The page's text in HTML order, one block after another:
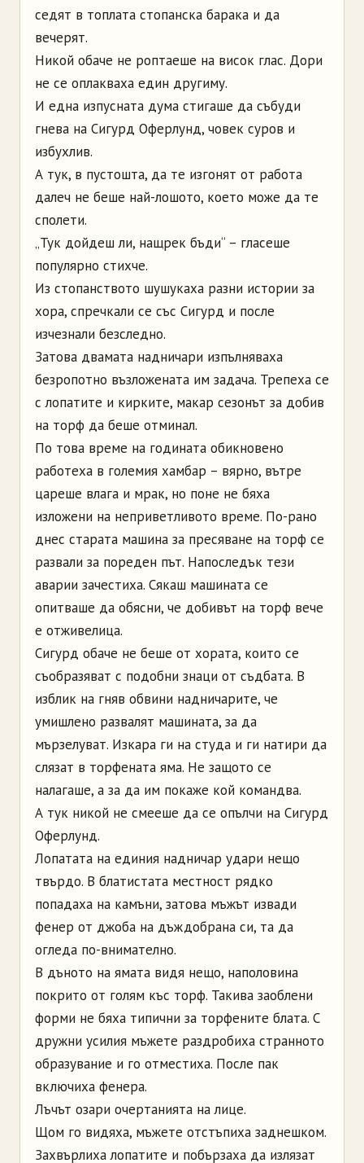
седят в топлата стопанска барака и да
вечерят.
Никой обаче не роптаеше на висок глас. Дори
не се оплакваха един другиму.
И една изпусната дума стигаше да събуди
гнева на Сигурд Оферлунд, човек суров и
избухлив.
А тук, в пустошта, да те изгонят от работа
далеч не беше най-лошото, което може да те
сполети.
„Тук дойдеш ли, нащрек бъди“ – гласеше
популярно стихче.
Из стопанството шушукаха разни истории за
хора, спречкали се със Сигурд и после
изчезнали безследно.
Затова двамата надничари изпълняваха
безропотно възложената им задача. Трепеха се
с лопатите и кирките, макар сезонът за добив
на торф да беше отминал.
По това време на годината обикновено
работеха в големия хамбар – вярно, вътре
цареше влага и мрак, но поне не бяха
изложени на неприветливото време. По-рано
днес старата машина за пресяване на торф се
развали за пореден път. Напоследък тези
аварии зачестиха. Сякаш машината се
опитваше да обясни, че добивът на торф вече
е отживелица.
Сигурд обаче не беше от хората, които се
съобразяват с подобни знаци от съдбата. В
изблик на гняв обвини надничарите, че
умишлено развалят машината, за да
мързелуват. Изкара ги на студа и ги натири да
слязат в торфената яма. Не защото се
налагаше, а за да им покаже кой командва.
А тук никой не смееше да се опълчи на Сигурд
Оферлунд.
Лопатата на единия надничар удари нещо
твърдо. В блатистата местност рядко
попадаха на камъни, затова мъжът извади
фенер от джоба на дъждобрана си, та да
огледа по-внимателно.
В дъното на ямата видя нещо, наполовина
покрито от голям къс торф. Такива заоблени
форми не бяха типични за торфените блата. С
дружни усилия мъжете раздробиха странното
образувание и го отместиха. После пак
включиха фенера.
Лъчът озари очертанията на лице.
Щом го видяха, мъжете отстъпиха заднешком.
Захвърлиха лопатите и побързаха да излязат